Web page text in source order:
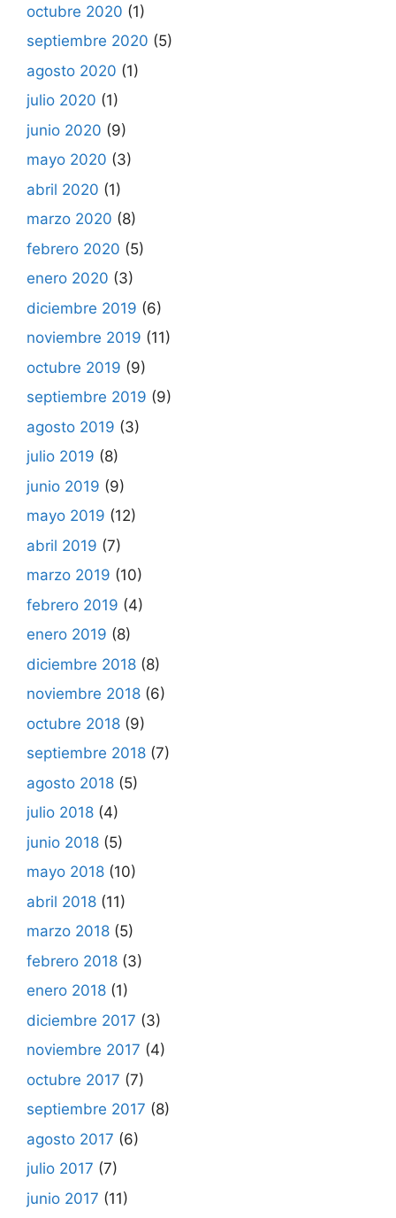
octubre 2020 (1)
septiembre 2020 (5)
agosto 2020 (1)
julio 2020 (1)
junio 2020 (9)
mayo 2020 (3)
abril 2020 (1)
marzo 2020 (8)
febrero 2020 (5)
enero 2020 (3)
diciembre 2019 (6)
noviembre 2019 (11)
octubre 2019 (9)
septiembre 2019 (9)
agosto 2019 (3)
julio 2019 (8)
junio 2019 (9)
mayo 2019 (12)
abril 2019 (7)
marzo 2019 (10)
febrero 2019 (4)
enero 2019 (8)
diciembre 2018 (8)
noviembre 2018 (6)
octubre 2018 (9)
septiembre 2018 (7)
agosto 2018 (5)
julio 2018 (4)
junio 2018 (5)
mayo 2018 (10)
abril 2018 (11)
marzo 2018 (5)
febrero 2018 (3)
enero 2018 (1)
diciembre 2017 (3)
noviembre 2017 (4)
octubre 2017 (7)
septiembre 2017 (8)
agosto 2017 (6)
julio 2017 (7)
junio 2017 (11)